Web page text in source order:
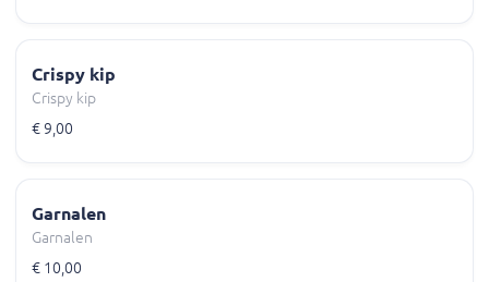
Crispy kip
Crispy kip
€ 9,00
Garnalen
Garnalen
€ 10,00